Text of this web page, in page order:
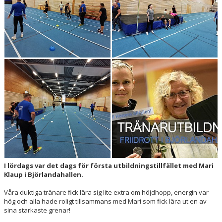
BOKNINGAR
I lördags var det dags för första utbildningstillfället med Mari
Klaup i Björlandahallen.
Våra duktiga tränare fick lära sig lite extra om höjdhopp, energin var
hög och alla hade roligt tillsammans med Mari som fick lära ut en av
sina starkaste grenar!